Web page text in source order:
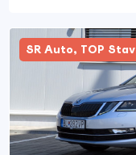
SR Auto, TOP Stav